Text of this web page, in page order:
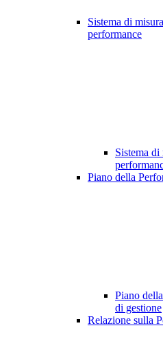
Sistema di
performance
Sistema
Piano della
Piano
di gestione
Relazione sulla